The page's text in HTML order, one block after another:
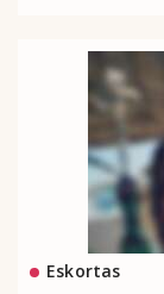
Eskortas